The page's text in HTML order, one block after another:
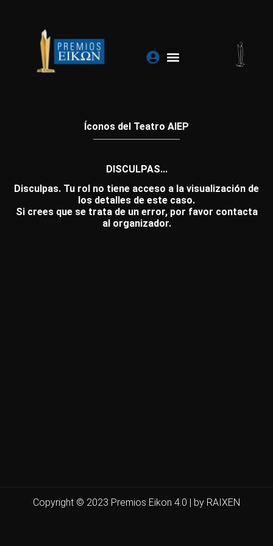
contenido
Íconos del Teatro AIEP
DISCULPAS...
Disculpas. Tu rol no tiene acceso a la visualización de
los detalles de este caso.
Si crees que se trata de un error, por favor contacta
al organizador.
Copyright © 2023 Premios Eikon 4.0 | by RAIXEN